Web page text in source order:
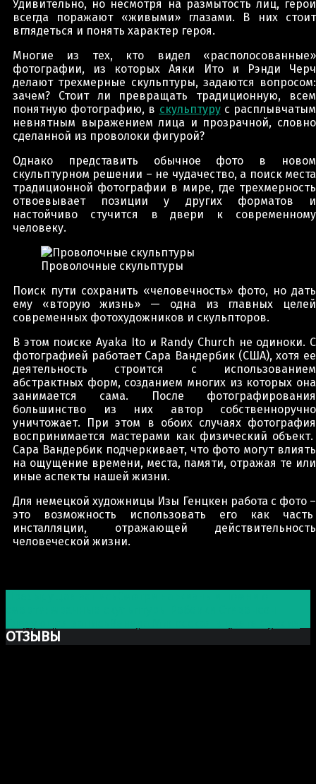
Удивительно, но несмотря на размытость лиц, герои
всегда поражают «живыми» глазами. В них стоит
вглядеться и понять характер героя.
Многие из тех, кто видел «располосованные»
фотографии, из которых Аяки Ито и Рэнди Черч
делают трехмерные скульптуры, задаются вопросом:
зачем? Стоит ли превращать традиционную, всем
понятную фотографию, в скульптурус расплывчатым
невнятным выражением лица и прозрачной, словно
сделанной из проволоки фигурой?
Однако представить обычное фото в новом
скульптурном решении – не чудачество, а поиск места
традиционной фотографии в мире, где трехмерность
отвоевывает позиции у других форматов и
настойчиво стучится в двери к современному
человеку.
Проволочные скульптуры
Поиск пути сохранить «человечность» фото, но дать
ему «вторую жизнь» — одна из главных целей
современных фотохудожников и скульпторов.
В этом поиске Ayaka Ito и Randy Church не одиноки. С
фотографией работает Сара Вандербик (США), хотя ее
деятельность строится с использованием
абстрактных форм, созданием многих из которых она
занимается сама. После фотографирования
большинство из них автор собственноручно
уничтожает. При этом в обоих случаях фотография
воспринимается мастерами как физический объект.
Сара Вандербик подчеркивает, что фото могут влиять
на ощущение времени, места, памяти, отражая те или
иные аспекты нашей жизни.
Для немецкой художницы Изы Генцкен работа с фото –
это возможность использовать его как часть
инсталляции, отражающей действительность
человеческой жизни.
ОТЗЫВЫ